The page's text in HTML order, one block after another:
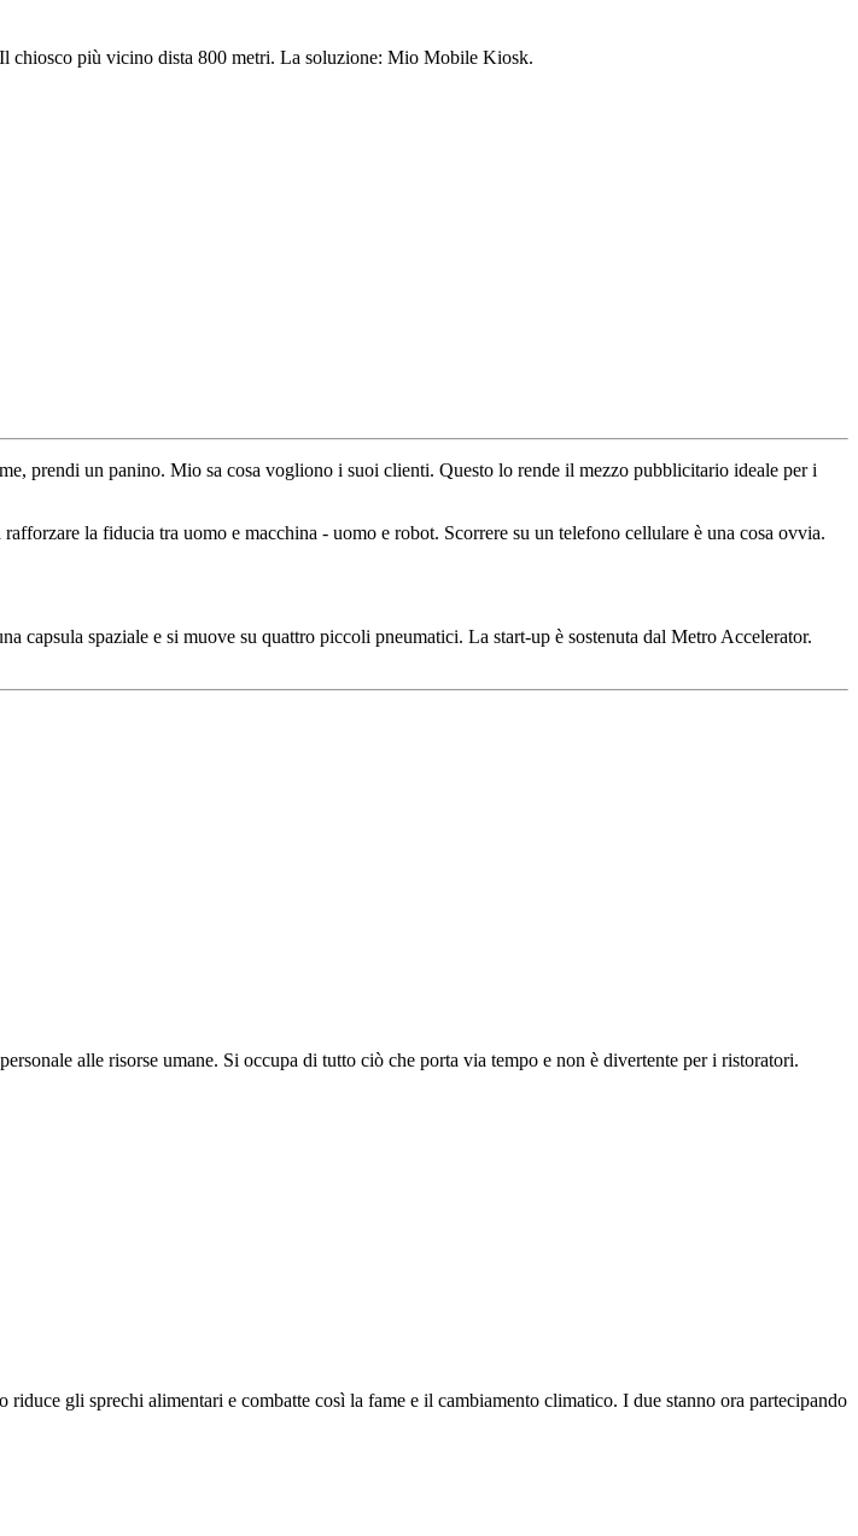
chiosco più vicino dista 800 metri. La soluzione: Mio Mobile Kiosk.
prendi un panino. Mio sa cosa vogliono i suoi clienti. Questo lo rende il mezzo pubblicitario ideale per i
la fiducia tra uomo e macchina - uomo e robot. Scorrere su un telefono cellulare è una cosa ovvia.
capsula spaziale e si muove su quattro piccoli pneumatici. La start-up è sostenuta dal Metro Accelerator.
alle risorse umane. Si occupa di tutto ciò che porta via tempo e non è divertente per i ristoratori.
gli sprechi alimentari e combatte così la fame e il cambiamento climatico. I due stanno ora partecipando